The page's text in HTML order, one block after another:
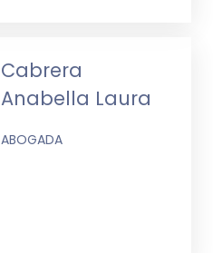
Cabrera
Anabella Laura
ABOGADA